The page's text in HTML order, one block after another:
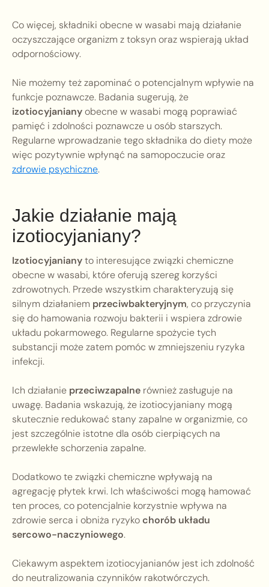
Co więcej, składniki obecne w wasabi mają działanie
oczyszczające organizm z toksyn oraz wspierają układ
odpornościowy.
Nie możemy też zapominać o potencjalnym wpływie na
funkcje poznawcze. Badania sugerują, że
izotiocyjanianyobecne w wasabi mogą poprawiać
pamięć i zdolności poznawcze u osób starszych.
Regularne wprowadzanie tego składnika do diety może
więc pozytywnie wpłynąć na samopoczucie oraz
zdrowie psychiczne.
Jakie działanie mają
izotiocyjaniany?
Izotiocyjanianyto interesujące związki chemiczne
obecne w wasabi, które oferują szereg korzyści
zdrowotnych. Przede wszystkim charakteryzują się
silnym działaniem przeciwbakteryjnym, co przyczynia
się do hamowania rozwoju bakterii i wspiera zdrowie
układu pokarmowego. Regularne spożycie tych
substancji może zatem pomóc w zmniejszeniu ryzyka
infekcji.
Ich działanie przeciwzapalne również zasługuje na
uwagę. Badania wskazują, że izotiocyjaniany mogą
skutecznie redukować stany zapalne w organizmie, co
jest szczególnie istotne dla osób cierpiących na
przewlekłe schorzenia zapalne.
Dodatkowo te związki chemiczne wpływają na
agregację płytek krwi. Ich właściwości mogą hamować
ten proces, co potencjalnie korzystnie wpływa na
zdrowie serca i obniża ryzykochorób układu
sercowo-naczyniowego.
Ciekawym aspektem izotiocyjanianów jest ich zdolność
do neutralizowania czynników rakotwórczych.